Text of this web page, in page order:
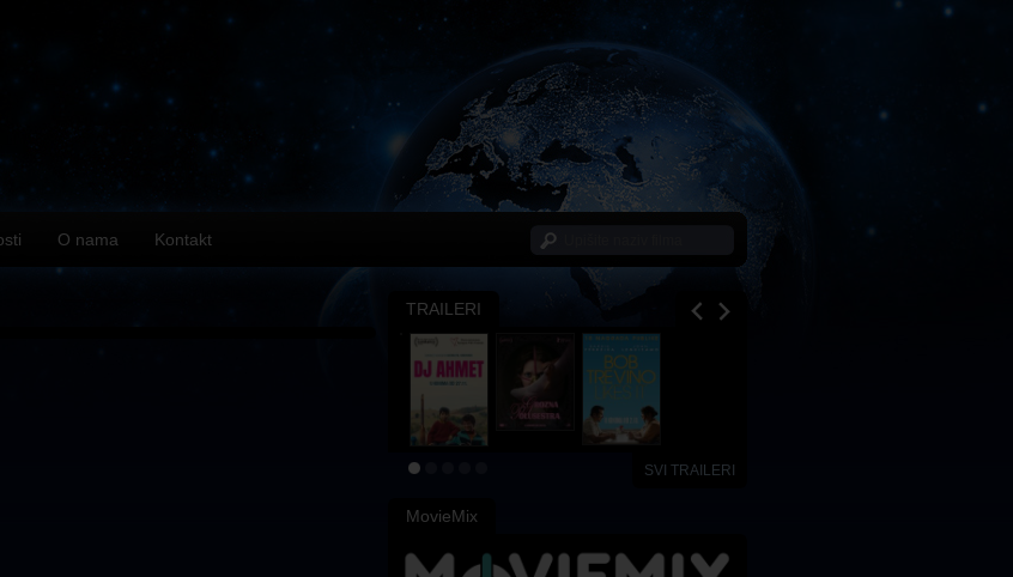
O nama Kontakt
TRAILERI
SVI TRAILERI
MovieMix